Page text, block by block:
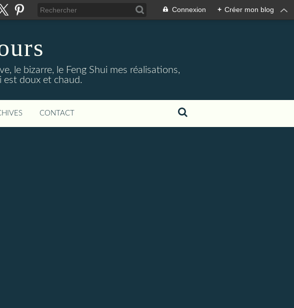
Connexion + Créer mon blog
le bizarre, le Feng Shui mes réalisations,
est doux et chaud.
CONTACT